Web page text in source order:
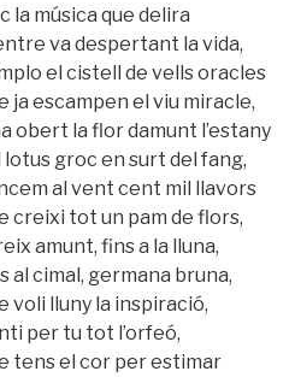
la música que delira
va despertant la vida,
el cistell de vells oracles
ja escampen el viu miracle,
obert la flor damunt l’estany
lotus groc en surt del fang,
al vent cent mil llavors
creixi tot un pam de flors,
amunt, fins a la lluna,
al cimal, germana bruna,
voli lluny la inspiració,
per tu tot l’orfeó,
tens el cor per estimar